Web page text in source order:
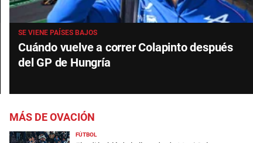
SE VIENE PAÍSES BAJOS
Cuándo vuelve a correr Colapinto después
del GP de Hungría
MÁS DE OVACIÓN
FÚTBOL